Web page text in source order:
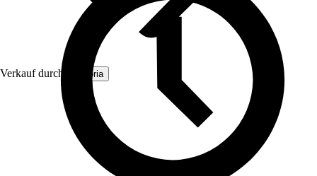
Verkauf durch: Dekoria